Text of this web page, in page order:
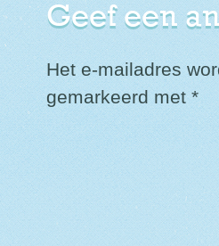
Geef een
Het e-mailadres
gemarkeerd met*